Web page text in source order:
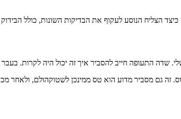
הצליח הנוסע לעקוף את הבדיקות השונות, כולל
שדה התעופה חייב להסביר איך זה יכול היה לקרות.
גם מסביר מדוע הוא טס ממינכן לשטוקהולם, ולאחר